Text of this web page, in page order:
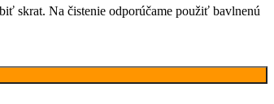
skrat. Na čistenie odporúčame použiť bavlnenú